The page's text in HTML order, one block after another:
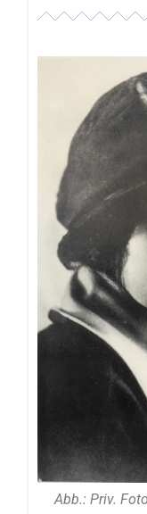
Abb.: Priv.